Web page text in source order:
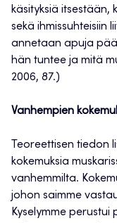
käsityksiä itsestään,
sekä ihmissuhteisiin
annetaan apuja
hän tuntee ja mitä
2006, 87.)
Vanhempien
Teoreettisen tiedon
kokemuksia
vanhemmilta.
johon saimme
Kyselymme